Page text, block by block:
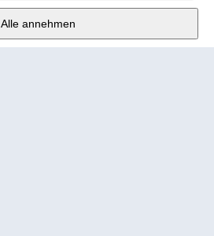
9:00 - 12:00 Uhr
+4131 377 21 11
Alle annehmen